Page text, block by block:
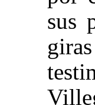
sus